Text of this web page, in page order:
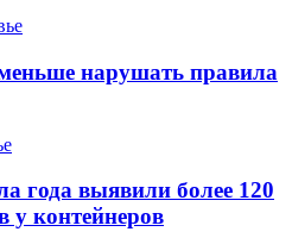
нарушать правила
года выявили более 120
у контейнеров